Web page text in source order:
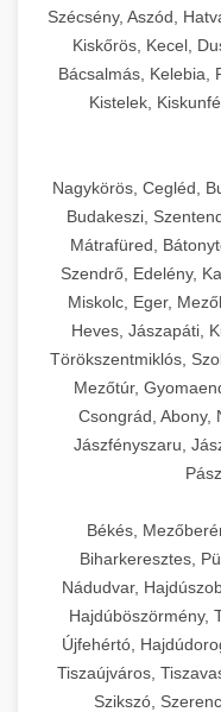
Szécsény, Aszód,
Kiskőrös, Kecel,
Bácsalmás, Kelebia,
Kistelek,
Nagykörös, Cegléd,
Budakeszi,
Mátrafüred,
Szendrő, Edelény,
Miskolc, Eger,
Heves, Jászapáti,
Törökszentmiklós,
Mezőtúr,
Csongrád, Abony,
Jászfényszaru,
Békés,
Biharkeresztes,
Nádudvar,
Hajdúböszörmény,
Újfehértó,
Tiszaújváros,
Szikszó,